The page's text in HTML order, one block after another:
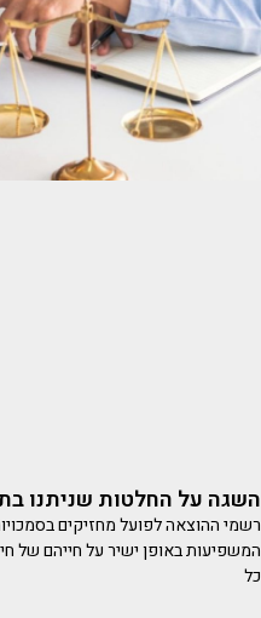
השגה על החלטות שניתנו
רשמי ההוצאה לפועל מחזיקים
המשפיעות באופן ישיר על חייהם של
כל